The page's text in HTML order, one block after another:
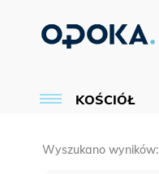
KOŚCIÓŁ
Wyszukano wyników: